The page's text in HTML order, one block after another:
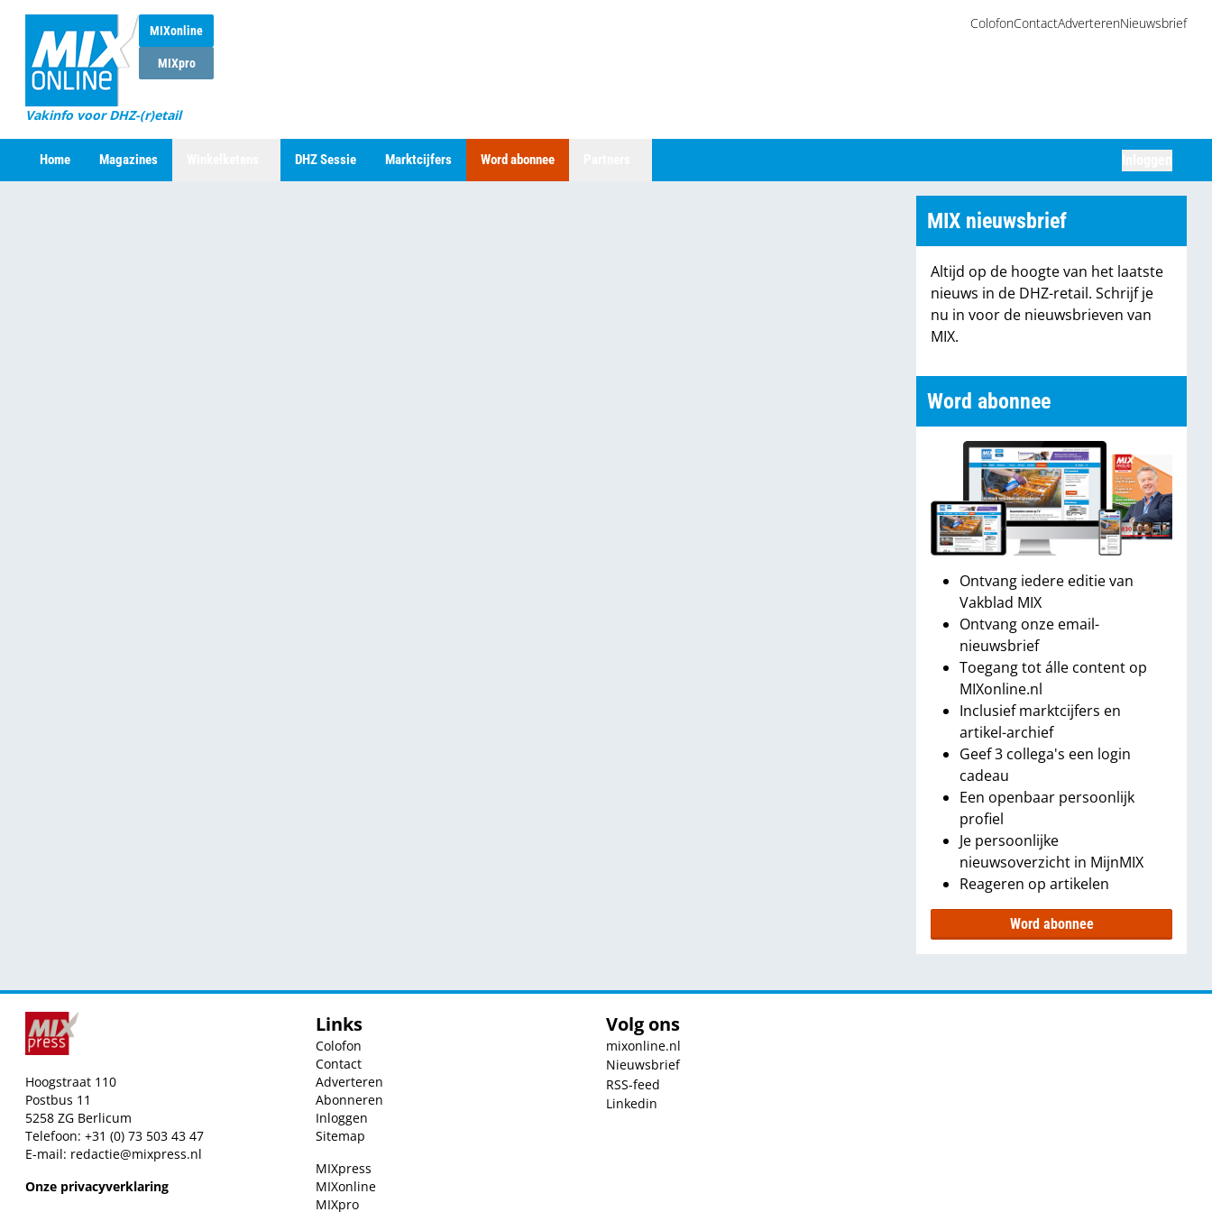
MIXonline
MIXpro
Vakinfo voor DHZ-(r)etail
ColofonContactAdverterenNieuwsbrief
Home Magazines DHZ Sessie Marktcijfers Word abonnee
MIX nieuwsbrief
Altijd op de hoogte van het laatste
nieuws in de DHZ-retail. Schrijf je
nu in voor de nieuwsbrieven van
MIX.
Word abonnee
Ontvang iedere editie van
Vakblad MIX
Ontvang onze email-
nieuwsbrief
Toegang tot álle content op
MIXonline.nl
Inclusief marktcijfers en
artikel-archief
Geef 3 collega's een login
cadeau
Een openbaar persoonlijk
profiel
Je persoonlijke
nieuwsoverzicht in MijnMIX
Reageren op artikelen
Word abonnee
Hoogstraat 110
Postbus 11
5258 ZG Berlicum
Telefoon: +31 (0) 73 503 43 47
E-mail: redactie@mixpress.nl
Onze privacyverklaring
Links
Colofon
Contact
Adverteren
Abonneren
Inloggen
Sitemap
MIXpress
MIXonline
MIXpro
Volg ons
mixonline.nl
Nieuwsbrief
RSS-feed
Linkedin